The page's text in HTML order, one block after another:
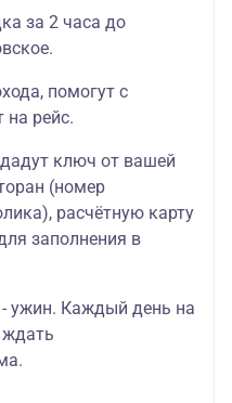
за 2 часа до
помогут с
на рейс.
ключ от вашей
(номер
расчётную карту
заполнения в
ужин. Каждый день на
ждать